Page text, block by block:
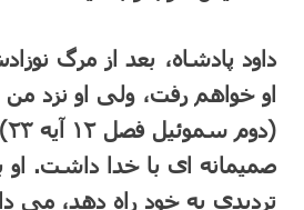
داود پادشاه، بعد از مرگ
او خواهم رفت، ولی او نزد
صمیمانه ای با خدا داشت.
تردیدی به خود راه دهد،